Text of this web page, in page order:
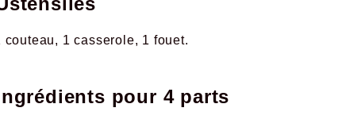
couteau 1 casserole 1 fouet
Ingrédients pour 4 parts